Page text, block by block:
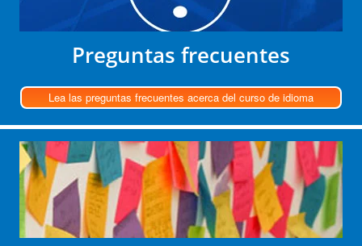
Preguntas frecuentes
Lea las preguntas frecuentes acerca del curso de idioma